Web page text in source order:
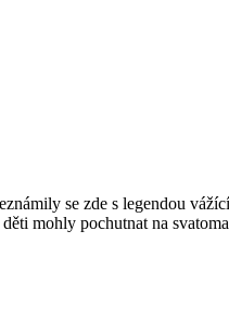
se zde s legendou
mohly pochutnat na